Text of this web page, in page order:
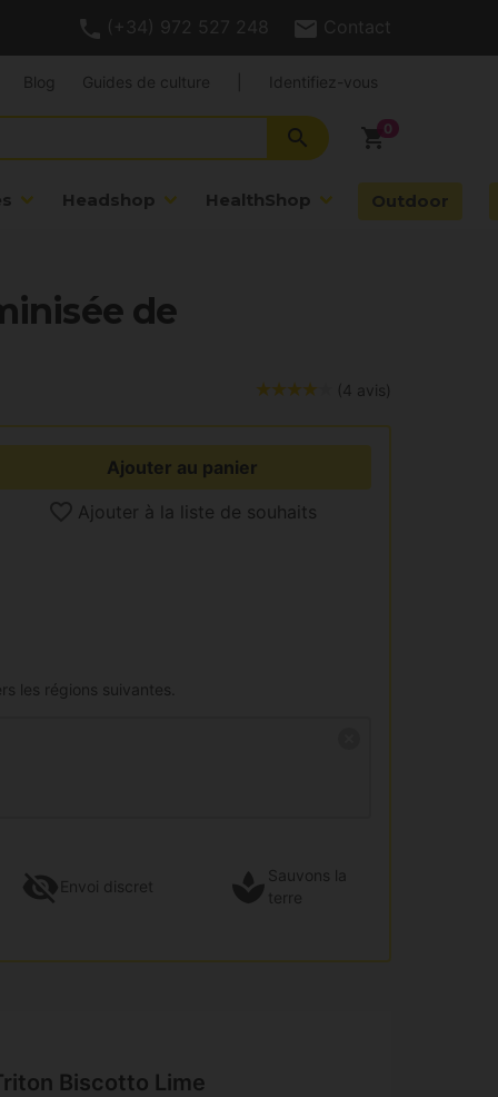
(+34) 972 527 248 Contact
shopping_cart
search
Headshop HealthShop Outdoor
Blog Guides de culture Identifiez-vous
de
(4 avis)
Ajouter au panier
Ajouter à la liste de souhaits
les régions suivantes.
Envoi discret
Sauvons la
terre
Biscotto Lime